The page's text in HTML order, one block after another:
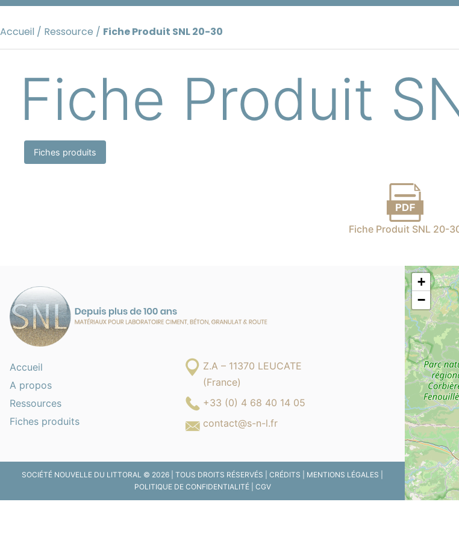
Aller
contenu
Accueil / Ressource / Fiche Produit SNL 20-30
Fiche Produit
Fiches produits
Fiche Produit SNL 20-
Accueil
A propos
Ressources
Fiches produits
Z.A – 11370 LEUCATE
(France)
+33 (0) 4 68 40 14 05
contact@s-n-l.fr
SOCIÉTÉ NOUVELLE DU LITTORAL © 2026 | TOUS DROITS RÉSERVÉS | CRÉDITS MENTIONS LÉGALES
POLITIQUE DE CONFIDENTIALITÉ| CGV
+
−